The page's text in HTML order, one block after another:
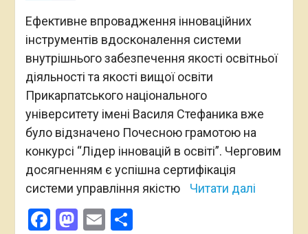
Ефективне впровадження інноваційних
інструментів вдосконалення системи
внутрішнього забезпечення якості освітньої
діяльності та якості вищої освіти
Прикарпатського національного
університету імені Василя Стефаника вже
було відзначено Почесною грамотою на
конкурсі “Лідер інновацій в освіті”. Черговим
досягненням є успішна сертифікація
системи управління якістю
Читати далі
Facebook
Mastodon
Email